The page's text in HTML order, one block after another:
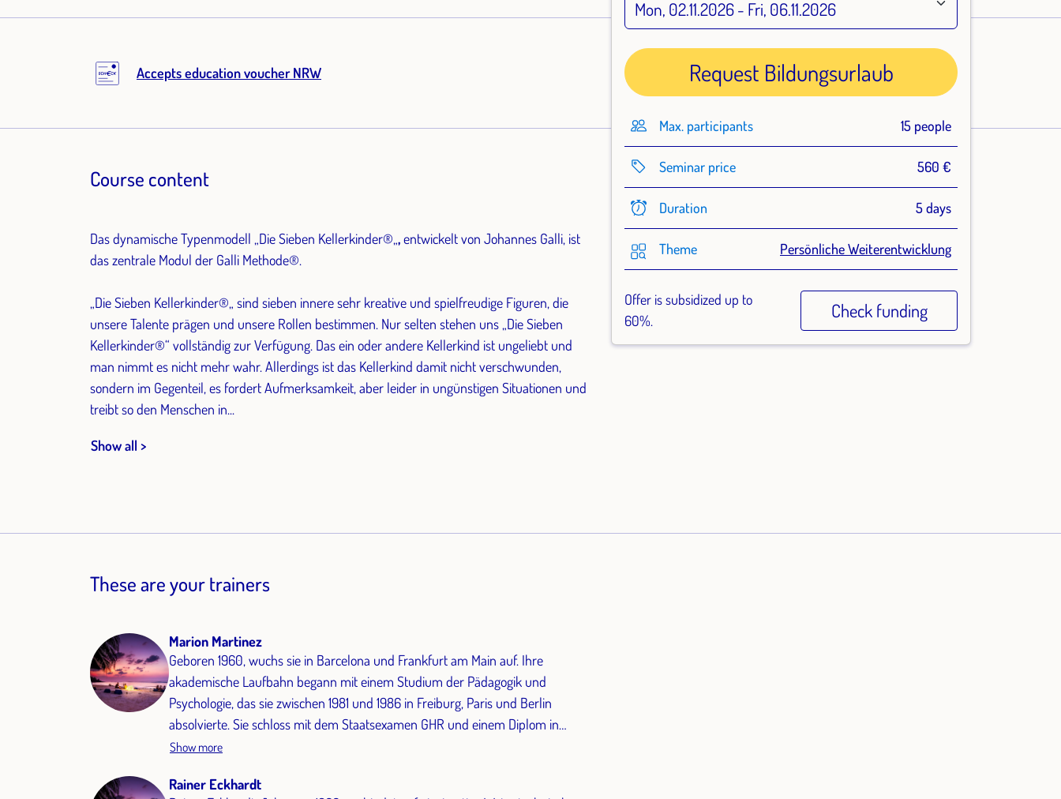
Accepts education voucher NRW
Course content
Das dynamische Typenmodell „Die Sieben Kellerkinder®„,entwickelt von Johannes Galli, ist
das zentrale Modul der Galli Methode®.
„Die Sieben Kellerkinder®„ sind sieben innere sehr kreative und spielfreudige Figuren, die
unsere Talente prägen und unsere Rollen bestimmen. Nur selten stehen uns „Die Sieben
Kellerkinder®“ vollständig zur Verfügung. Das ein oder andere Kellerkind ist ungeliebt und
man nimmt es nicht mehr wahr. Allerdings ist das Kellerkind damit nicht verschwunden,
sondern im Gegenteil, es fordert Aufmerksamkeit, aber leider in ungünstigen Situationen und
treibt so den Menschen in...
Show all >
These are your trainers
Marion Martinez
Geboren 1960, wuchs sie in Barcelona und Frankfurt am Main auf. Ihre
akademische Laufbahn begann mit einem Studium der Pädagogik und
Psychologie, das sie zwischen 1981 und 1986 in Freiburg, Paris und Berlin
absolvierte. Sie schloss mit dem Staatsexamen GHR und einem Diplom in
Erwachsenenbildung ab. 1986 bis 1988 absolvierte sie eine Ausbildung zur
1988 bis 1992 der Schauspielerei und der Ausbildung in Körpersprache und
Show more
Rainer Eckhardt
Request Bildungsurlaub
Max. participants 15 people
Seminar price 560 €
Duration 5 days
Theme Persönliche Weiterentwicklung
Offer is subsidized up to
60%.
Check funding